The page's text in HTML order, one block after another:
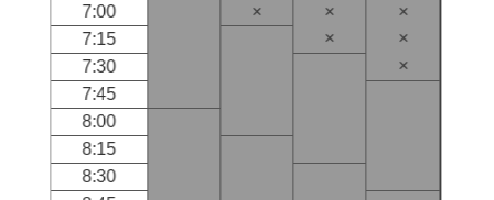
7:00
× ×
×
7:15
×
×
7:30
×
7:45
8:00
8:15
8:30